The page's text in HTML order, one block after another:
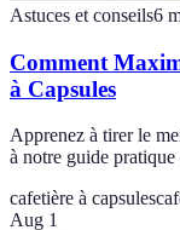
Astuces et conseils6
Comment
à Capsules
Apprenez à tirer le
à notre guide pratique
cafetière à capsules
Aug 1